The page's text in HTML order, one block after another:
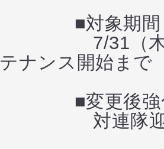
■対象期間
7/31（木）メ
テナンス開始まで
■変更後強化
対連隊迎撃